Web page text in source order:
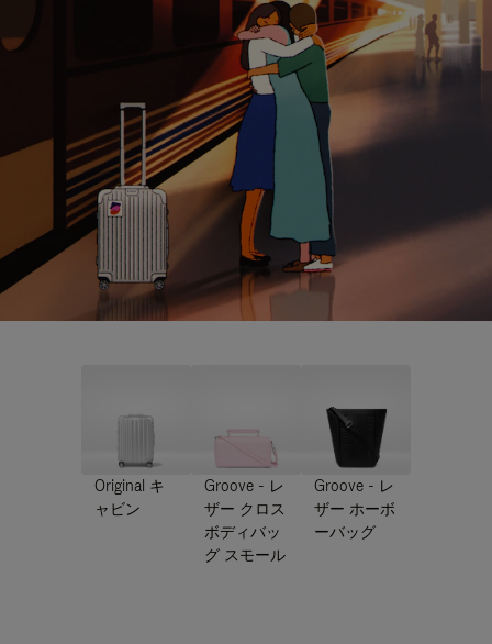
Original キ
ャビン
Groove - レ
ザー クロス
ボディバッ
グ スモール
Groove - レ
ザー ホーボ
ーバッグ